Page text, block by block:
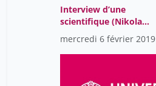
Interview d’une
scientifique (Nikola
Simpson) - 1
mercredi 6 février 2019